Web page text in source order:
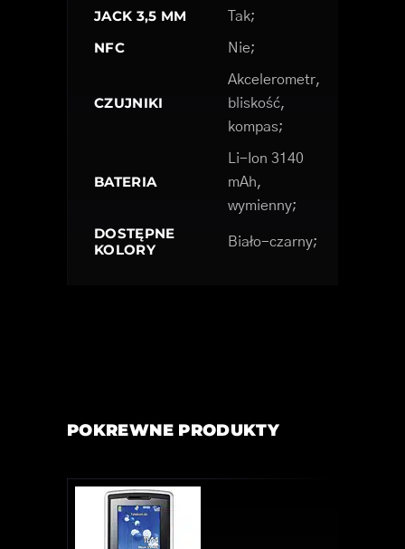
JACK 3,5 MM Tak;
NFC Nie;
CZUJNIKI
Akcelerometr,
bliskość,
kompas;
BATERIA
Li-Ion 3140
mAh,
wymienny;
DOSTĘPNE
KOLORY
Biało-czarny;
POKREWNE PRODUKTY